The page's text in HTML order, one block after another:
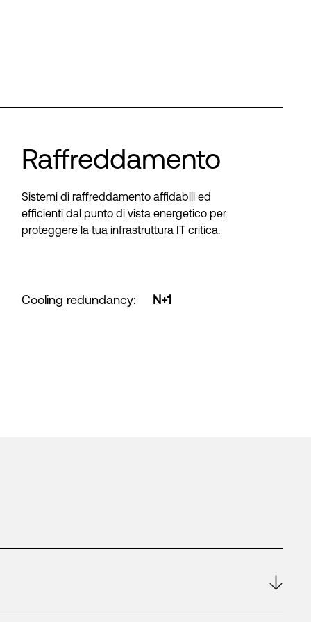
Raffreddamento
Sistemi di raffreddamento affidabili ed
efficienti dal punto di vista energetico per
proteggere la tua infrastruttura IT critica.
Cooling redundancy: N+1